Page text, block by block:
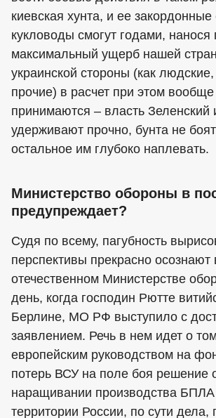
киевская хунта, и ее
кукловоды смогут годами, нанося
максимальный ущерб нашей
украинской стороны (как людские,
прочие) в расчет при этом
принимаются – власть Зеленский
удерживают прочно, бунта не
остальное им глубоко наплевать.
Министерство обороны в
предупреждает?
Судя по всему, пагубность
перспективы прекрасно осознают
отечественном Министерстве
день, когда господин Рютте
Берлине, МО РФ выступило с
заявлением. Речь в нем идет о
европейским руководством на
потерь ВСУ на поле боя решение
наращивании производства
территории России, по сути дела,